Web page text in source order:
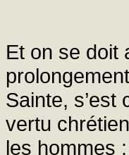
Et on se doit
Sainte, s’est
vertu
les hommes